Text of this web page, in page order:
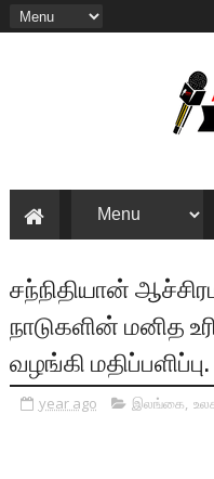
சந்நிதியான்
நாடுகளின் மனித
வழங்கி மதிப்பளிப்பு.
year ago இலங்கை,